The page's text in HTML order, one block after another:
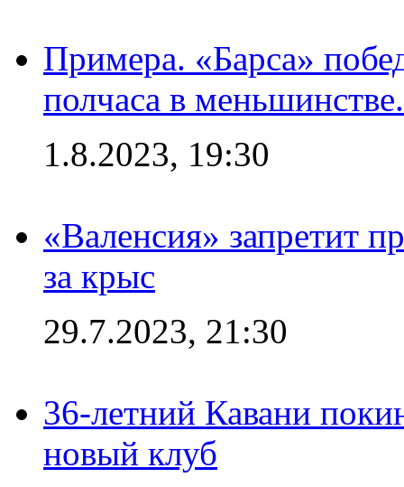
Примера. «Барса»
полчаса в
1.8.2023, 19:30
«Валенсия» запретит
за крыс
29.7.2023, 21:30
36-летний Кавани
новый клуб